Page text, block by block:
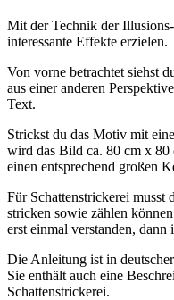
Mit der Technik der
interessante Effekte erzielen.
Von vorne betrachtet siehst
aus einer anderen
Text.
Strickst du das Motiv mit
wird das Bild ca. 80 cm x 80
einen entsprechend großen
Für Schattenstrickerei musst
stricken sowie zählen
erst einmal verstanden, dann
Die Anleitung ist in
Sie enthält auch eine
Schattenstrickerei.